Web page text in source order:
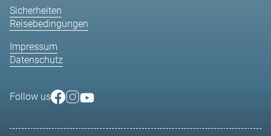
Sicherheiten
Reisebedingungen
Impressum
Datenschutz
Follow us